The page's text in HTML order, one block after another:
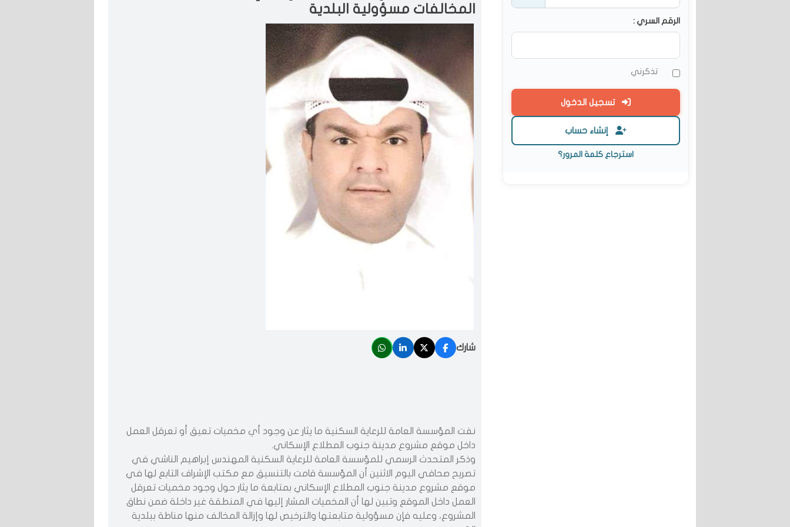
المخالفات مسؤولية البلدية
شارك
نفت المؤسسة العامة للرعاية السكنية ما يثار عن وجود أي مخميات تعيق أو تعرقل العمل
داخل موقع مشروع مدينة جنوب المطلاع الإسكاني.
وذكر المتحدث الرسمي للمؤسسة العامة للرعاية السكنية المهندس إبراهيم الناشي في
تصريح صحافي اليوم الاثنين أن المؤسسة قامت بالتنسيق مع مكتب الإشراف التابع لها في
موقع مشروع مدينة جنوب المطلاع الإسكاني بمتابعة ما يثار حول وجود مخميات تعرقل
العمل داخل الموقع وتبين لها أن المخميات المشار إليها في المنطقة غير داخلة ضمن نطاق
المشروع، وعليه فإن مسؤولية متابعتها والترخيص لها وإزالة المخالف منها مناطة ببلدية
الرقم السري :
تذكرني
تسجيل الدخول
إنشاء حساب
استرجاع كلمة المرور؟